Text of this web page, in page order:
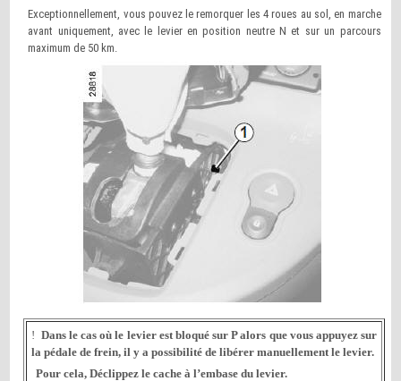
Exceptionnellement, vous pouvez le remorquer les 4 roues au sol, en marche
avant uniquement, avec le levier en position neutre N et sur un parcours
maximum de 50 km.
! Dans le cas où le levier est bloqué sur P alors que vous appuyez sur
la pédale de frein, il y a possibilité de libérer manuellement le levier.
Pour cela, Déclippez le cache à l’embase du levier.